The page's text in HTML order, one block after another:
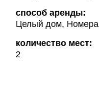
способ аренды:
Целый дом, Номера
количество мест:
2